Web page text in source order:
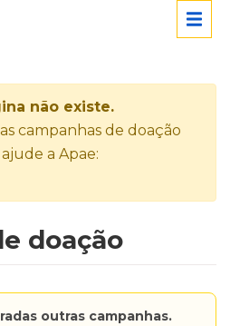
não existe.
campanhas de doação
a Apae:
doação
outras campanhas.